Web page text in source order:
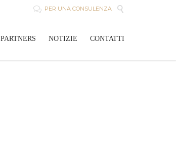
 PER UNA CONSULENZA 
PARTNERS NOTIZIE CONTATTI